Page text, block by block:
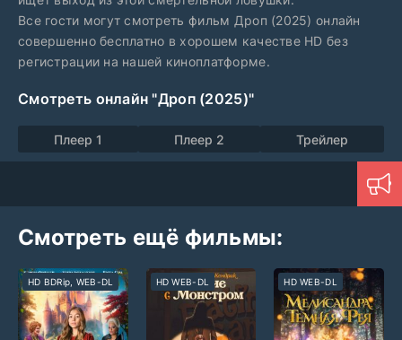
Все гости могут смотреть фильм Дроп (2025) онлайн
совершенно бесплатно в хорошем качестве HD без
регистрации на нашей киноплатформе.
Смотреть онлайн "Дроп (2025)"
Плеер 1 Плеер 2 Трейлер
Смотреть ещё фильмы:
HD BDRip, WEB-DL HD WEB-DL HD WEB-DL